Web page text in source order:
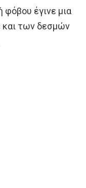
φόβου έγινε μια
και των δεσμών